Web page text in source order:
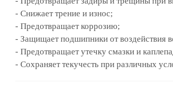
- Снижает трение и износ;
- Предотвращает коррозию;
- Защищает подшипники от воздействия
- Предотвращает утечку смазки и
- Сохраняет текучесть при различных